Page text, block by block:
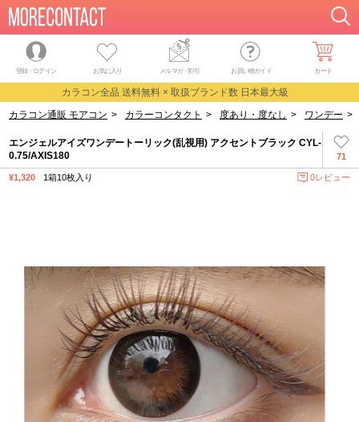
登録・ログイン お気に入り メルマガ・割引 お買い物ガイド カート
カラコン全品 送料無料 × 取扱ブランド数 日本最大級
カラコン通販 モアコン > カラーコンタクト > 度あり・度なし > ワンデー >
71
エンジェルアイズワンデートーリック(乱視用) アクセントブラック CYL-
0.75/AXIS180
¥1,320 1箱10枚入り 0レビュー